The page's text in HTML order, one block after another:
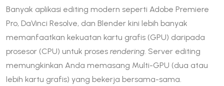
Banyak aplikasi editing modern seperti Adobe Premiere
Pro, DaVinci Resolve, dan Blender kini lebih banyak
memanfaatkan kekuatan kartu grafis (GPU) daripada
prosesor (CPU) untuk proses rendering. Server editing
memungkinkan Anda memasang Multi-GPU (dua atau
lebih kartu grafis) yang bekerja bersama-sama.